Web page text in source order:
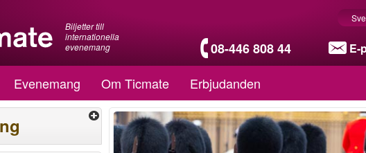
Biljetter till
internationella
evenemang
08-446 808 44 E-
Evenemang Om Ticmate Erbjudanden